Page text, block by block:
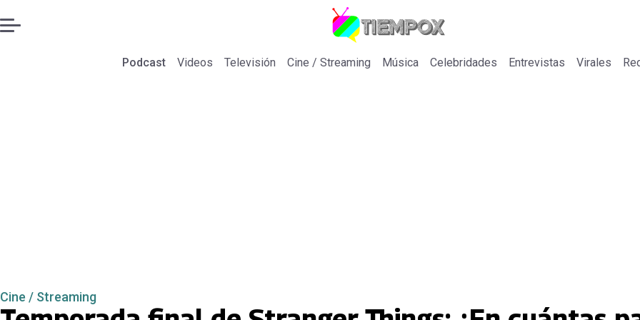
Podcast Videos Televisión Cine / Streaming Música Celebridades Entrevistas Virales
Cine / Streaming